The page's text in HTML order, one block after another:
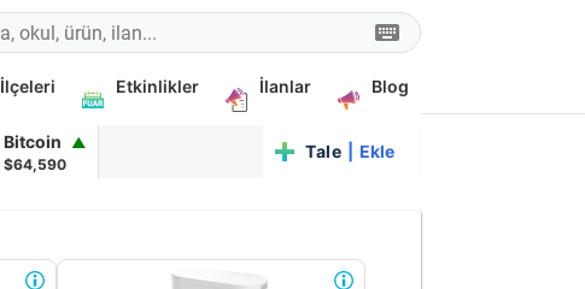
İlçeleri Etkinlikler İlanlar Blog
Bitcoin
▲
$64,590
Talep | Ekle